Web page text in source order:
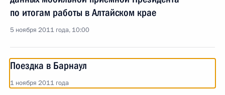
по итогам работы в Алтайском крае
5 ноября 2011 года, 10:00
Поездка в Барнаул
1 ноября 2011 года